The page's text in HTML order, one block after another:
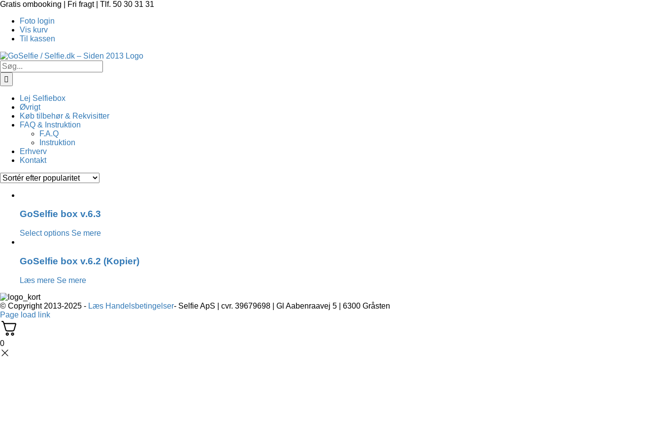
Skip
content
Gratis ombooking | Fri fragt | Tlf. 50 30 31 31
Foto login
Vis kurv
Til kassen
Søg
efter:
Lej Selfiebox
Øvrigt
Køb tilbehør & Rekvisitter
FAQ & Instruktion
F.A.Q
Instruktion
Erhverv
Kontakt
GoSelfie box v.6.3
Select options Se mere
GoSelfie box v.6.2 (Kopier)
Læs mere Se mere
© Copyright 2013-2025 - Læs Handelsbetingelser- Selfie ApS | cvr. 39679698 | Gl Aabenraavej 5 | 6300 Gråsten
Page load link
0